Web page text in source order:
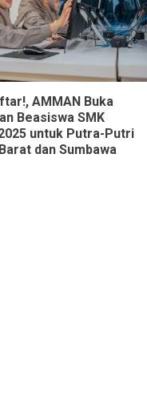
AMMAN Buka
Beasiswa SMK
untuk Putra-Putri
dan Sumbawa